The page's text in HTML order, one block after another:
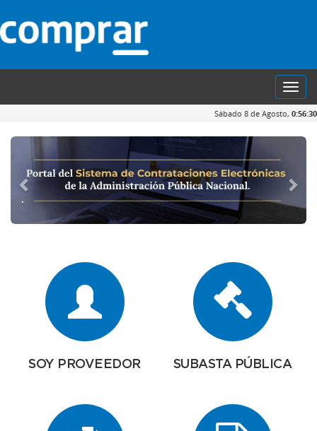
Sábado 8 de Agosto, 0:56:30
.
SOY PROVEEDOR SUBASTA PÚBLICA